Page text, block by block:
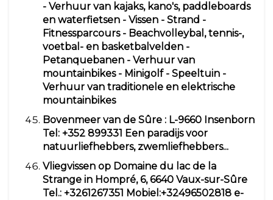
- Verhuur van kajaks, kano's, paddleboards
en waterfietsen - Vissen - Strand -
Fitnessparcours - Beachvolleybal, tennis-,
voetbal- en basketbalvelden -
Petanquebanen - Verhuur van
mountainbikes - Minigolf - Speeltuin -
Verhuur van traditionele en elektrische
mountainbikes
Bovenmeer van de Sûre : L-9660 Insenborn
Tel: +352 899331 Een paradijs voor
natuurliefhebbers, zwemliefhebbers...
Vliegvissen op Domaine du lac de la
Strange in Hompré, 6, 6640 Vaux-sur-Sûre
Tel.: +3261267351 Mobiel:+32496502818 e-